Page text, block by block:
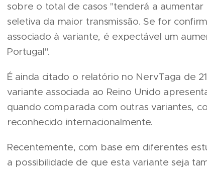
sobre o total de casos "tenderá a
seletiva da maior transmissão. Se for
associado à variante, é expectável um
Portugal".
É ainda citado o relatório no NervTaga de
variante associada ao Reino Unido
quando comparada com outras variantes,
reconhecido internacionalmente.
Recentemente, com base em diferentes
a possibilidade de que esta variante seja